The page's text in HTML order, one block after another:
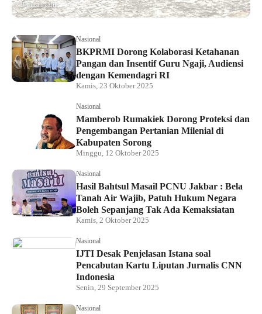
9 bulan lalu
Nasional
BKPRMI Dorong Kolaborasi Ketahanan
Pangan dan Insentif Guru Ngaji, Audiensi
dengan Kemendagri RI
Kamis, 23 Oktober 2025
Nasional
Mamberob Rumakiek Dorong Proteksi dan
Pengembangan Pertanian Milenial di
Kabupaten Sorong
Minggu, 12 Oktober 2025
Nasional
Hasil Bahtsul Masail PCNU Jakbar : Bela
Tanah Air Wajib, Patuh Hukum Negara
Boleh Sepanjang Tak Ada Kemaksiatan
Kamis, 2 Oktober 2025
Nasional
IJTI Desak Penjelasan Istana soal
Pencabutan Kartu Liputan Jurnalis CNN
Indonesia
Senin, 29 September 2025
Nasional